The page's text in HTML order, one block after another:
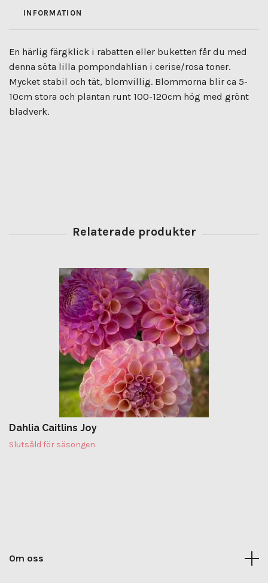
INFORMATION
En härlig färgklick i rabatten eller buketten får du med
denna söta lilla pompondahlian i cerise/rosa toner.
Mycket stabil och tät, blomvillig. Blommorna blir ca 5-
10cm stora och plantan runt 100-120cm hög med grönt
bladverk.
Dahlia Caitlins Joy
Slutsåld för säsongen.
Om oss